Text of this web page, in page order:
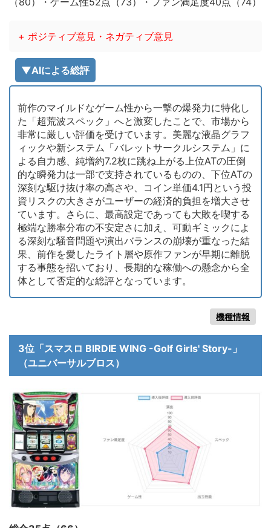
+ ポジティブ意見・ネガティブ意見
▼AIによる総評
前作のマイルドなゲーム性から一撃の爆発力に特化し
た「超荒波スペック」へと激変したことで、市場から
非常に厳しい評価を受けています。美麗な液晶グラフ
ィックや新システム「バレットサークルシステム」に
よる自力感、純増約7.2枚に跳ね上がる上位ATの圧倒
的な瞬発力は一部で支持されているものの、下位ATの
深刻な駆け抜け率の高さや、コイン単価4.1円という投
資リスクの大きさがユーザーの経済的負担を増大させ
ています。さらに、最高設定であっても大敗を喫する
極端な勝率分布の不安定さに加え、可動ギミックによ
る深刻な騒音問題や演出バランスの崩壊が重なった結
果、前作を愛したライト層や原作ファンが早期に離脱
する事態を招いており、長期的な稼働への懸念から全
体として否定的な総評となっています。
機種情報
3位「スマスロ BIRDIE WING -Golf Girls' Story-」
（ユニバーサルブロス）